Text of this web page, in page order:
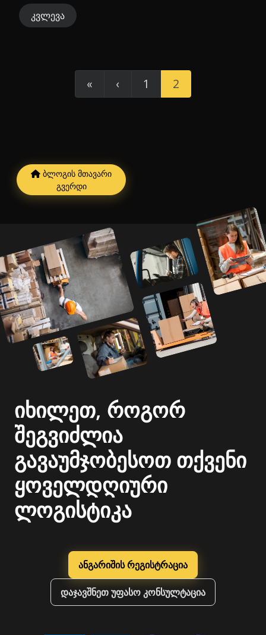
კვლევა
« ‹ 1 2
ბლოგის მთავარი
გვერდი
იხილეთ, როგორ
შეგვიძლია
გავაუმჯობესოთ თქვენი
ყოველდღიური
ლოგისტიკა
ანგარიშის რეგისტრაცია
დაჯავშნეთ უფასო კონსულტაცია